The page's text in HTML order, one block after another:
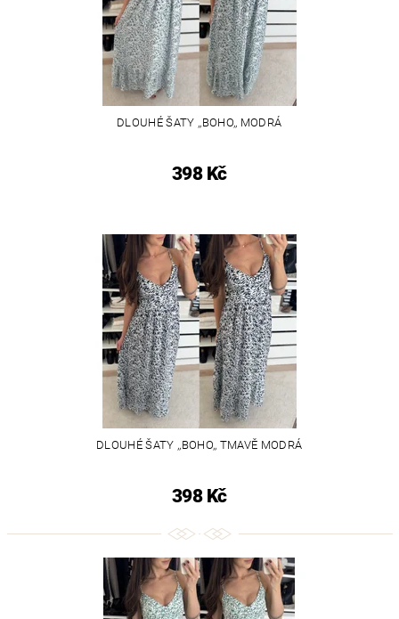
DLOUHÉ ŠATY ,,BOHO,, MODRÁ
398 Kč
DLOUHÉ ŠATY ,,BOHO,, TMAVĚ MODRÁ
398 Kč